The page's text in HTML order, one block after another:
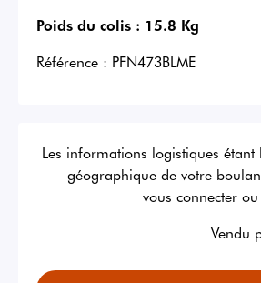
Poids du colis : 15.8 Kg
Référence : PFN473BLME
Les informations logistiques
géographique de votre
vous connecter
Vendu